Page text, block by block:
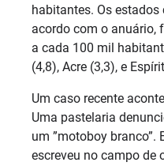
habitantes. Os
acordo com o anuário,
a cada 100 mil
(4,8), Acre (3,3), e
Um caso recente
Uma pastelaria
um ”motoboy branco”.
escreveu no campo de